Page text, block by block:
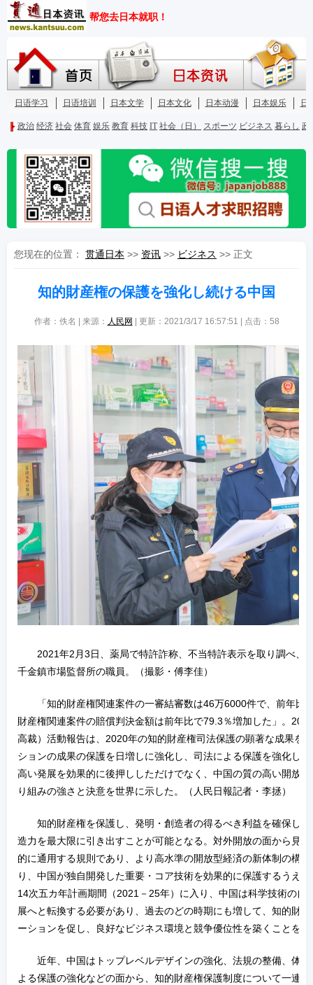
您现在的位置： 贯通日本 >> 资讯 >> ビジネス >> 正文
知的財産権の保護を強化し続ける中国
作者：佚名 | 来源： 人民网 | 更新：2021/3/17 16:57:51 | 点击： 58
2021年2月3日、薬局で特許詐称、不当特許表示を取り調べ、
千金鎮市場監督所の職員。（撮影・傅李佳）
「知的財産権関連案件の一審結審数は46万6000件で、前年比
財産権関連案件の賠償判決金額は前年比で79.3％増加した」。
高裁）活動報告は、2020年の知的財産権司法保護の顕著な成果を
ションの成果の保護を日増しに強化し、司法による保護を強化し
高い発展を効果的に後押ししただけでなく、中国の質の高い開放
り組みの強さと決意を世界に示した。（人民日報記者・李拯）
知的財産権を保護し、発明・創造者の得るべき利益を確保し
造力を最大限に引き出すことが可能となる。対外開放の面から見
的に通用する規則であり、より高水準の開放型経済の新体制の構
り、中国が独自開発した重要・コア技術を効果的に保護するうえ
14次五カ年計画期間（2021－25年）に入り、中国は科学技術の自
展へと転換する必要があり、過去のどの時期にも増して、知的財
ーションを促し、良好なビジネス環境と競争優位性を築くことを
近年、中国はトップレベルデザインの強化、法規の整備、体
よる保護の強化などの面から、知的財産権保護制度について一連